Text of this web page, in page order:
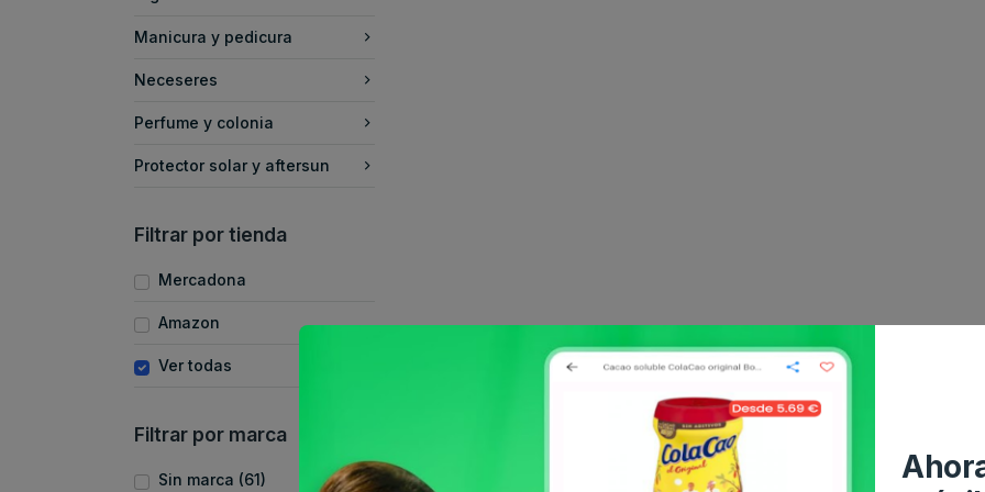
Manicura y pedicura
Neceseres
Perfume y colonia
Protector solar y aftersun
Filtrar por tienda
Mercadona
Amazon
Ver todas
Filtrar por marca
Sin marca (61)